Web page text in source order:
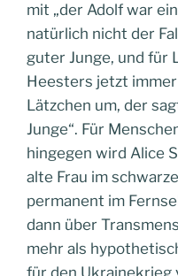
mit „der Adolf war
natürlich nicht der
guter Junge, und für
Heesters jetzt
Lätzchen um, der
Junge“. Für
hingegen wird Alice
alte Frau im
permanent im
dann über
mehr als
für den Ukrainekrieg